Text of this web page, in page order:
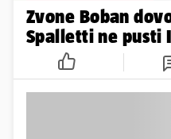
Zvone Boban
Spalletti ne pusti